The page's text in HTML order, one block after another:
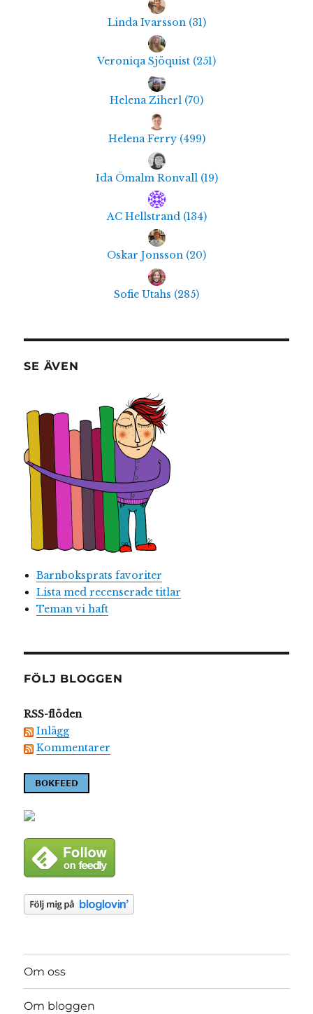
Linda Ivarsson (31)
Veroniqa Sjöquist (251)
Helena Ziherl (70)
Helena Ferry (499)
Ida Ömalm Ronvall (19)
AC Hellstrand (134)
Oskar Jonsson (20)
Sofie Utahs (285)
SE ÄVEN
Barnboksprats favoriter
Lista med recenserade titlar
Teman vi haft
FÖLJ BLOGGEN
RSS-flöden
Inlägg
Kommentarer
Om oss
Om bloggen